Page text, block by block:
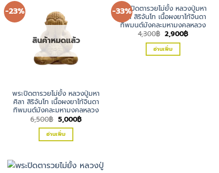
-23%
สินค้าหมดแล้ว
พระปิดตารวยไม่ยั้ง หลวงปู่มหา
ศิลา สิริจันโท เนื้อผงยาไท้จินดา
ทิพมนต์มังคละมหามงคลหลวง
6,500฿ Original
price
was:
6,500฿.
5,000฿Current
price
อ่านเพิ่ม
-33% สินค้าหมดแล้ว
พระปิดตารวยไม่ยั้ง หลวงปู่มหา
ศิลา สิริจันโท เนื้อผงยาไท้จินดา
ทิพมนต์มังคละมหามงคลหลวง
4,300฿ Original
price
was:
4,300฿.
2,900฿Current
อ่านเพิ่ม